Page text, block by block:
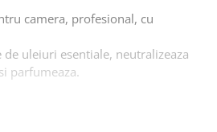
camera, profesional, cu
uleiuri esentiale, neutralizeaza
parfumeaza.